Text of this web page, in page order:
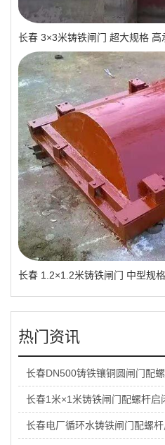
热门资讯
长春DN500铸铁镶铜圆闸门配
长春1米×1米铸铁闸门配螺杆启
长春电厂循环水铸铁闸门配螺